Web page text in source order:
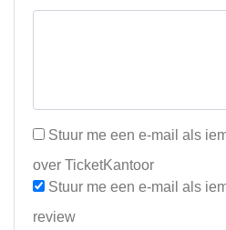
Stuur me een e-mail als
over TicketKantoor
Stuur me een e-mail als
review